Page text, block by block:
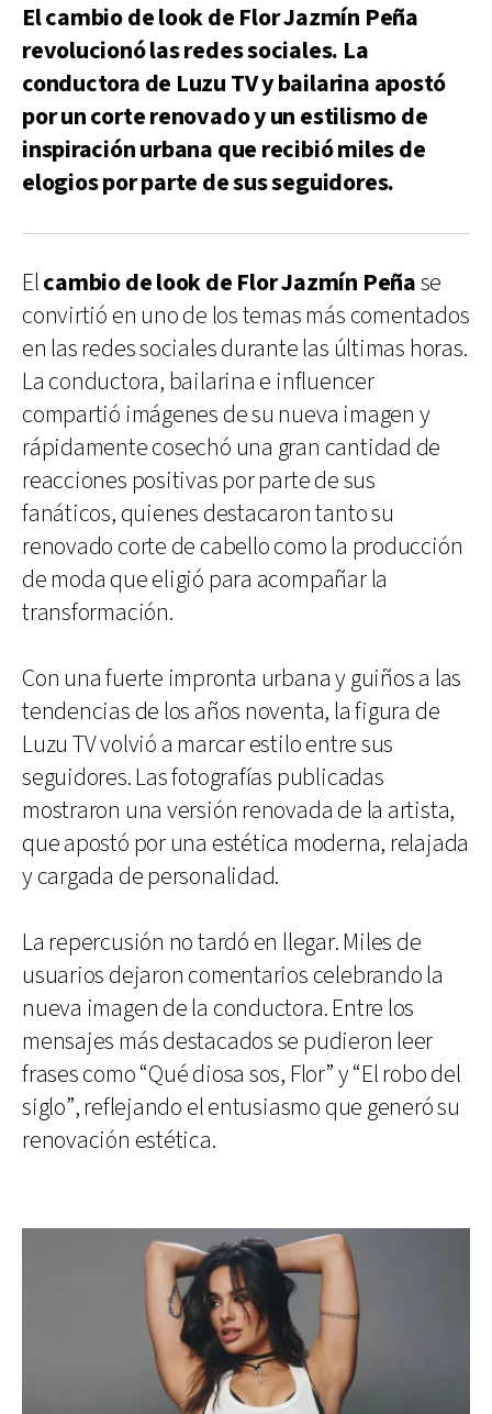
El cambio de look de Flor Jazmín Peña
revolucionó las redes sociales. La
conductora de Luzu TV y bailarina apostó
por un corte renovado y un estilismo de
inspiración urbana que recibió miles de
elogios por parte de sus seguidores.
Elcambio de look de Flor Jazmín Peñase
convirtió en uno de los temas más comentados
en las redes sociales durante las últimas horas.
La conductora, bailarina e influencer
compartió imágenes de su nueva imagen y
rápidamente cosechó una gran cantidad de
reacciones positivas por parte de sus
fanáticos, quienes destacaron tanto su
renovado corte de cabello como la producción
de moda que eligió para acompañar la
transformación.
Con una fuerte impronta urbana y guiños a las
tendencias de los años noventa, la figura de
Luzu TV volvió a marcar estilo entre sus
seguidores. Las fotografías publicadas
mostraron una versión renovada de la artista,
que apostó por una estética moderna, relajada
y cargada de personalidad.
La repercusión no tardó en llegar. Miles de
usuarios dejaron comentarios celebrando la
nueva imagen de la conductora. Entre los
mensajes más destacados se pudieron leer
frases como “Qué diosa sos, Flor” y “El robo del
siglo”, reflejando el entusiasmo que generó su
renovación estética.